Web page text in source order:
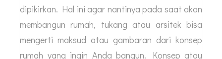
dipikirkan. Hal ini agar nantinya pada saat akan
membangun rumah, tukang atau arsitek bisa
mengerti maksud atau gambaran dari konsep
rumah yang ingin Anda bangun. Konsep atau